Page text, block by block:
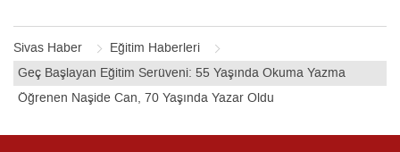
Sivas Haber
Eğitim Haberleri
Geç Başlayan Eğitim Serüveni: 55 Yaşında Okuma Yazma
Öğrenen Naşide Can, 70 Yaşında Yazar Oldu